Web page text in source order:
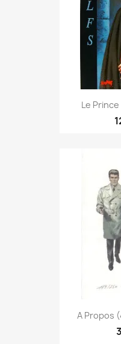
Le
A Propos